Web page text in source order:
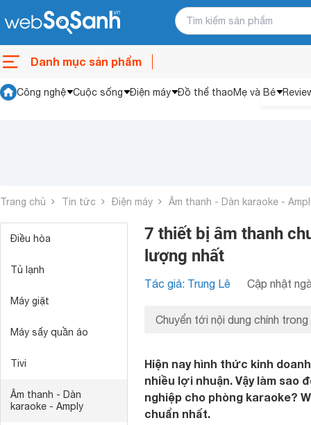
Danh mục sản phẩm
Công nghệ Cuộc sống Điện máy Đồ thể thaoMẹ và Bé
Trang chủ Tin tức Điện máy Âm thanh - Dàn karaoke -
Điều hòa
Tủ lạnh
Máy giặt
Máy sấy quần áo
Tivi
Âm thanh - Dàn
karaoke - Amply
7 thiết bị âm thanh
lượng nhất
Tác giả: Trung Lê Cập nhật
Chuyển tới nội dung chính trong
Hiện nay hình thức kinh
nhiều lợi nhuận. Vậy làm
nghiệp cho phòng karaoke?
chuẩn nhất.